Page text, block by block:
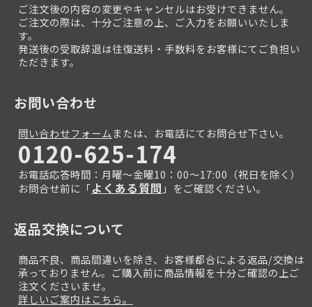
ご注文後の内容の変更やキャンセルはお受けできません。
ご注文の際は、十分ご注意の上、ご入力をお願いいたしま
す。
発送後の受取辞退は往復送料・手数料をお客様にてご負担い
ただきます。
お問い合わせ
問い合わせフォームまたは、お電話にてお問合せ下さい。
0120-625-174
お電話応答時間：月曜～金曜10：00～17:00（祝日を除く）
お問合せ前に「よくある質問 」をご確認ください。
返品交換について
商品不良、商品間違いを除き、お客様都合による返品/交換は
承っておりません。ご購入前に商品情報を十分ご確認の上ご
注文くださいませ。
詳しいご案内はこちら。